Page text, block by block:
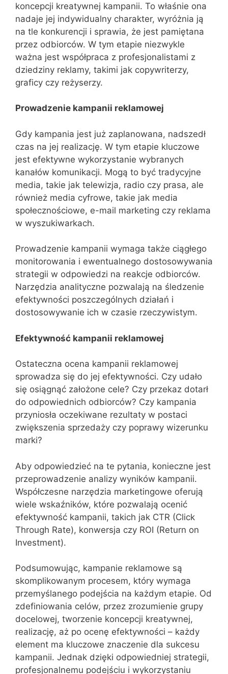
koncepcji kreatywnej kampanii. To właśnie ona
nadaje jej indywidualny charakter, wyróżnia ją
na tle konkurencji i sprawia, że jest pamiętana
przez odbiorców. W tym etapie niezwykle
ważna jest współpraca z profesjonalistami z
dziedziny reklamy, takimi jak copywriterzy,
graficy czy reżyserzy.
Prowadzenie kampanii reklamowej
Gdy kampania jest już zaplanowana, nadszedł
czas na jej realizację. W tym etapie kluczowe
jest efektywne wykorzystanie wybranych
kanałów komunikacji. Mogą to być tradycyjne
media, takie jak telewizja, radio czy prasa, ale
również media cyfrowe, takie jak media
społecznościowe, e-mail marketing czy reklama
w wyszukiwarkach.
Prowadzenie kampanii wymaga także ciągłego
monitorowania i ewentualnego dostosowywania
strategii w odpowiedzi na reakcje odbiorców.
Narzędzia analityczne pozwalają na śledzenie
efektywności poszczególnych działań i
dostosowywanie ich w czasie rzeczywistym.
Efektywność kampanii reklamowej
Ostateczna ocena kampanii reklamowej
sprowadza się do jej efektywności. Czy udało
się osiągnąć założone cele? Czy przekaz dotarł
do odpowiednich odbiorców? Czy kampania
przyniosła oczekiwane rezultaty w postaci
zwiększenia sprzedaży czy poprawy wizerunku
marki?
Aby odpowiedzieć na te pytania, konieczne jest
przeprowadzenie analizy wyników kampanii.
Współczesne narzędzia marketingowe oferują
wiele wskaźników, które pozwalają ocenić
efektywność kampanii, takich jak CTR (Click
Through Rate), konwersja czy ROI (Return on
Investment).
Podsumowując, kampanie reklamowe są
skomplikowanym procesem, który wymaga
przemyślanego podejścia na każdym etapie. Od
zdefiniowania celów, przez zrozumienie grupy
docelowej, tworzenie koncepcji kreatywnej,
realizację, aż po ocenę efektywności – każdy
element ma kluczowe znaczenie dla sukcesu
kampanii. Jednak dzięki odpowiedniej strategii,
profesjonalnemu podejściu i wykorzystaniu